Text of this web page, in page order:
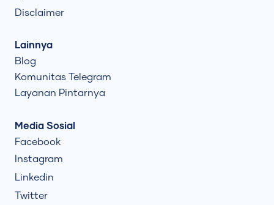
Disclaimer
Lainnya
Blog
Komunitas Telegram
Layanan Pintarnya
Media Sosial
Facebook
Instagram
Linkedin
Twitter